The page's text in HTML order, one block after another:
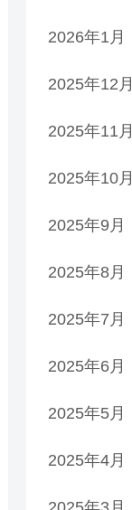
2026年1月
2025年12月
2025年11月
2025年10月
2025年9月
2025年8月
2025年7月
2025年6月
2025年5月
2025年4月